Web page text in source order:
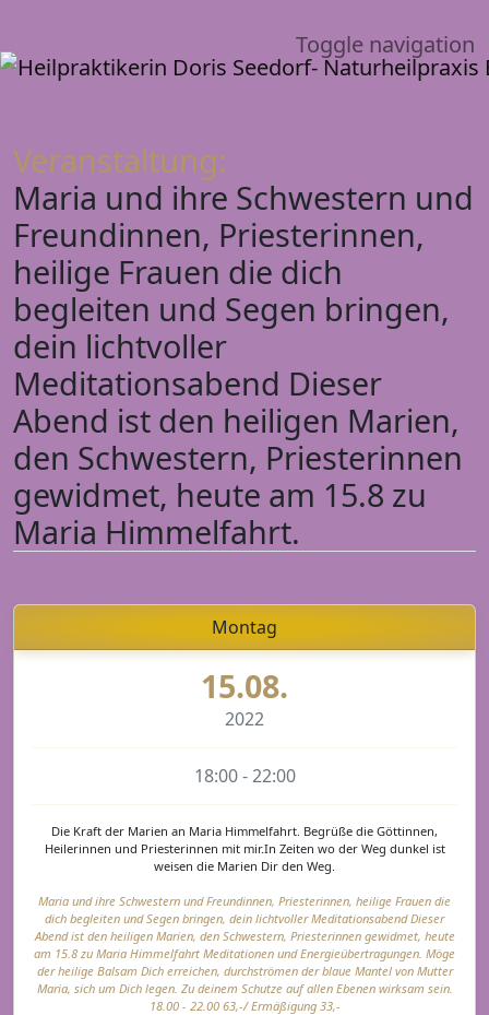
Toggle navigation
Veranstaltung:
Maria und ihre Schwestern und
Freundinnen, Priesterinnen,
heilige Frauen die dich
begleiten und Segen bringen,
dein lichtvoller
Meditationsabend Dieser
Abend ist den heiligen Marien,
den Schwestern, Priesterinnen
gewidmet, heute am 15.8 zu
Maria Himmelfahrt.
Montag
15.08.
2022
18:00 - 22:00
Die Kraft der Marien an Maria Himmelfahrt. Begrüße die Göttinnen,
Heilerinnen und Priesterinnen mit mir.In Zeiten wo der Weg dunkel ist
weisen die Marien Dir den Weg.
Maria und ihre Schwestern und Freundinnen, Priesterinnen, heilige Frauen die
dich begleiten und Segen bringen, dein lichtvoller Meditationsabend Dieser
Abend ist den heiligen Marien, den Schwestern, Priesterinnen gewidmet, heute
am 15.8 zu Maria Himmelfahrt Meditationen und Energieübertragungen. Möge
der heilige Balsam Dich erreichen, durchströmen der blaue Mantel von Mutter
Maria, sich um Dich legen. Zu deinem Schutze auf allen Ebenen wirksam sein.
18.00 - 22.00 63,-/ Ermäßigung 33,-